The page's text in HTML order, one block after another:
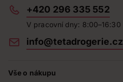
+420 296 335 552
V pracovní dny: 8:00–16:30
info@tetadrogerie.cz
Vše o nákupu